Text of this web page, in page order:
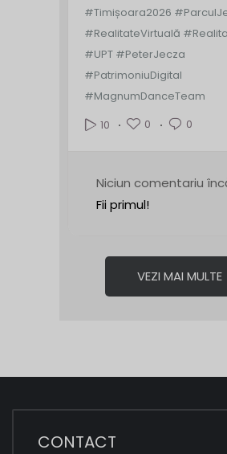
#Timișoara2026
#RealitateVirtuală
#UPT #PeterJecza
#PatrimoniuDigital
#MagnumDanceTeam
10
0 0
Niciun comentariu
Fii primul!
VEZI MAI MULTE
CONTACT